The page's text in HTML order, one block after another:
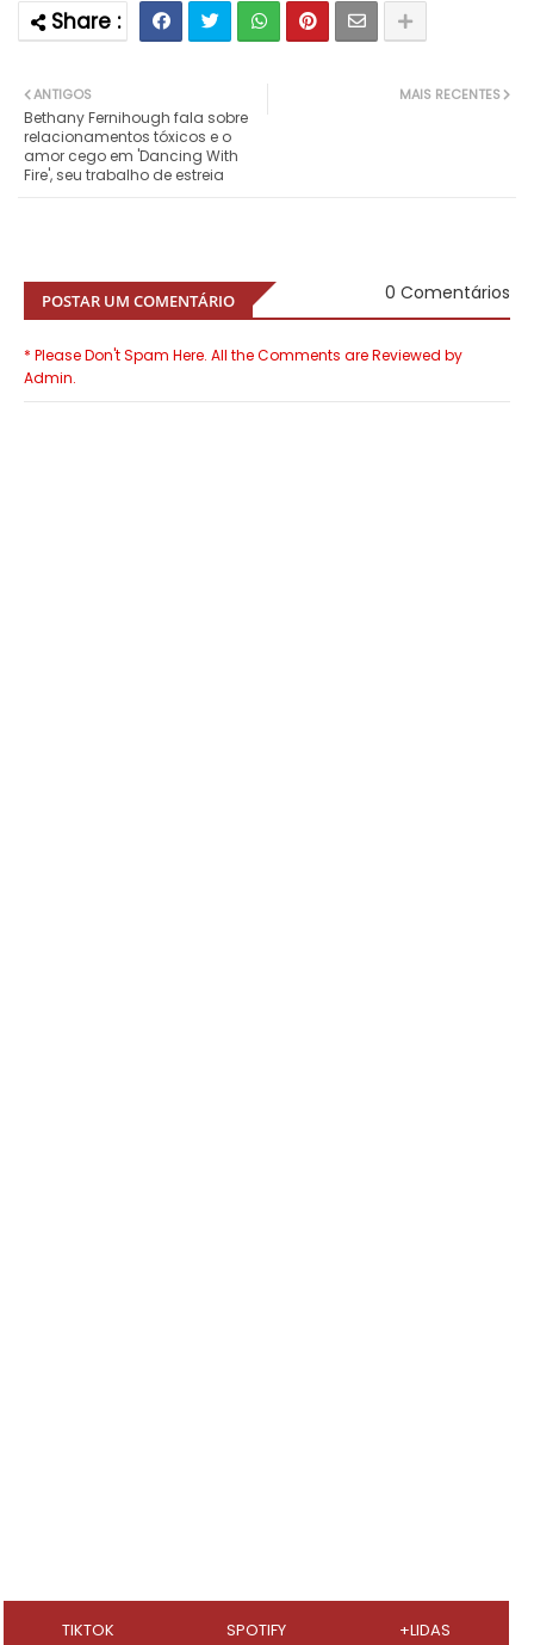
MAIS RECENTES
ANTIGOS
Bethany Fernihough fala sobre
relacionamentos tóxicos e o
amor cego em 'Dancing With
Fire', seu trabalho de estreia
POSTAR UM COMENTÁRIO 0 Comentários
* Please Don't Spam Here. All the Comments are Reviewed by
Admin.
TIKTOK SPOTIFY +LIDAS